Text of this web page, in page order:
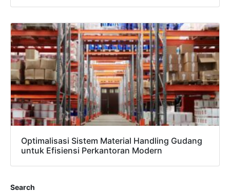
Optimalisasi Sistem Material Handling Gudang
untuk Efisiensi Perkantoran Modern
Search